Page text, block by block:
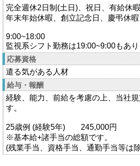
完全週休2日制(土日)、祝日、有給休
年末年始休暇、創立記念日、慶弔休
9:00~18:00
監視系シフト勤務は19:00~9:00もあり
応募資格
遣る気がある人材
給与・報酬
経験、能力、前給を考慮の上、当社
す。
25歳例 (経験5年) 245,000円
※基本給+諸手当の総額です。
(残業手当、資格手当、通勤手当等は